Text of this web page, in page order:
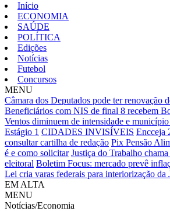
Início
ECONOMIA
SAÚDE
POLÍTICA
Edições
Notícias
Futebol
Concursos
MENU
Câmara dos Deputados pode ter renovação
Beneficiários com NIS de final 8 recebem
Ventos diminuem de intensidade e
Estágio 1 CIDADES INVISÍVEIS Encceja
consultar cartilha de redação Pix Pensão
é e como solicitar Justiça do Trabalho
eleitoral Boletim Focus: mercado prevê
Lei cria varas federais para interiorização
EM ALTA
MENU
Notícias/Economia